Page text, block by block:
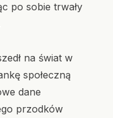
po sobie trwały
na świat w
społeczną
dane
przodków